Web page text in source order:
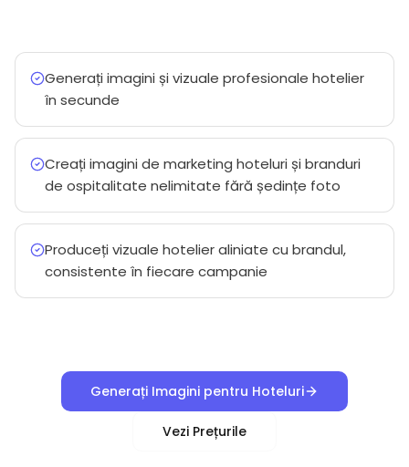
Generați imagini și vizuale profesionale hotelier
în secunde
Creați imagini de marketing hoteluri și branduri
de ospitalitate nelimitate fără ședințe foto
Produceți vizuale hotelier aliniate cu brandul,
consistente în fiecare campanie
Generați Imagini pentru Hoteluri
Vezi Prețurile